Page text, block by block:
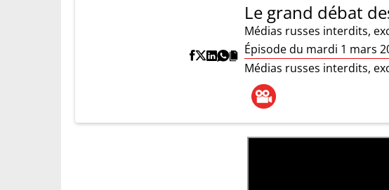
Le grand débat
Médias russes interdits,
Épisode du mardi 1 mars
Médias russes interdits,